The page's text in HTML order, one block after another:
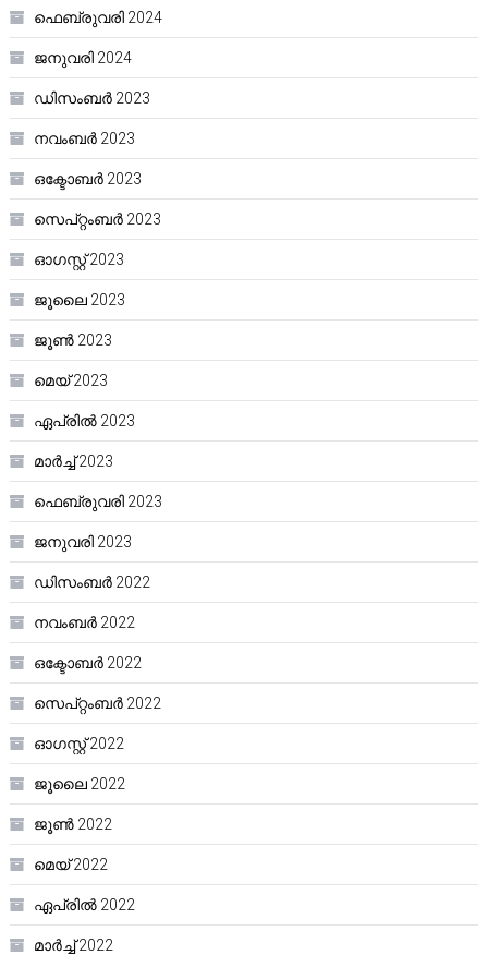
ഫെബ്രുവരി 2024
ജനുവരി 2024
ഡിസംബർ 2023
നവംബർ 2023
ഒക്ടോബർ 2023
സെപ്റ്റംബർ 2023
ഓഗസ്റ്റ്‌ 2023
ജൂലൈ 2023
ജൂൺ 2023
മെയ്‌ 2023
ഏപ്രിൽ 2023
മാർച്ച്‌ 2023
ഫെബ്രുവരി 2023
ജനുവരി 2023
ഡിസംബർ 2022
നവംബർ 2022
ഒക്ടോബർ 2022
സെപ്റ്റംബർ 2022
ഓഗസ്റ്റ്‌ 2022
ജൂലൈ 2022
ജൂൺ 2022
മെയ്‌ 2022
ഏപ്രിൽ 2022
മാർച്ച്‌ 2022